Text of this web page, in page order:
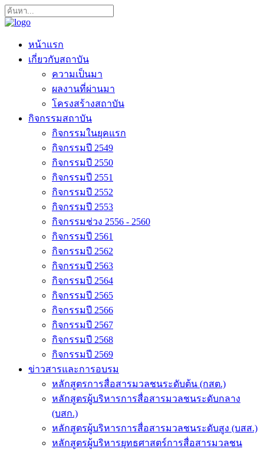
หน้าแรก
เกี่ยวกับสถาบัน
ความเป็นมา
ผลงานที่ผ่านมา
โครงสร้างสถาบัน
กิจกรรมสถาบัน
กิจกรรมในยุคแรก
กิจกรรมปี 2549
กิจกรรมปี 2550
กิจกรรมปี 2551
กิจกรรมปี 2552
กิจกรรมปี 2553
กิจกรรมช่วง 2556 - 2560
กิจกรรมปี 2561
กิจกรรมปี 2562
กิจกรรมปี 2563
กิจกรรมปี 2564
กิจกรรมปี 2565
กิจกรรมปี 2566
กิจกรรมปี 2567
กิจกรรมปี 2568
กิจกรรมปี 2569
ข่าวสารและการอบรม
หลักสูตรการสื่อสารมวลชนระดับต้น (กสต.)
หลักสูตรผู้บริหารการสื่อสารมวลชนระดับกลาง
(บสก.)
หลักสูตรผู้บริหารการสื่อสารมวลชนระดับสูง (บสส.)
หลักสูตรผู้บริหารยุทธศาสตร์การสื่อสารมวลชน